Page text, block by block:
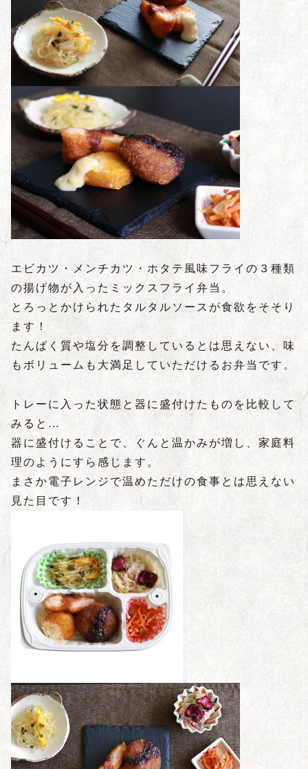
エビカツ・メンチカツ・ホタテ風味フライの３種類
の揚げ物が入ったミックスフライ弁当。
とろっとかけられたタルタルソースが食欲をそそり
ます！
たんぱく質や塩分を調整しているとは思えない、味
もボリュームも大満足していただけるお弁当です。
トレーに入った状態と器に盛付けたものを比較して
みると…
器に盛付けることで、ぐんと温かみが増し、家庭料
理のようにすら感じます。
まさか電子レンジで温めただけの食事とは思えない
見た目です！